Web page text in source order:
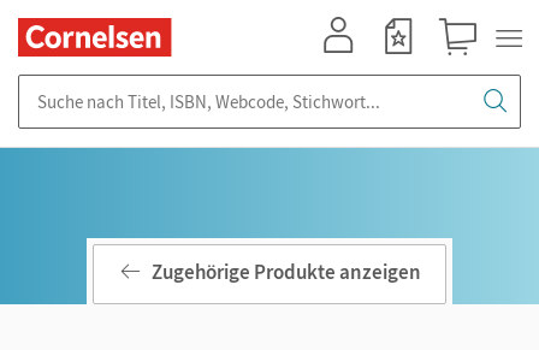
Zugehörige Produkte anzeigen